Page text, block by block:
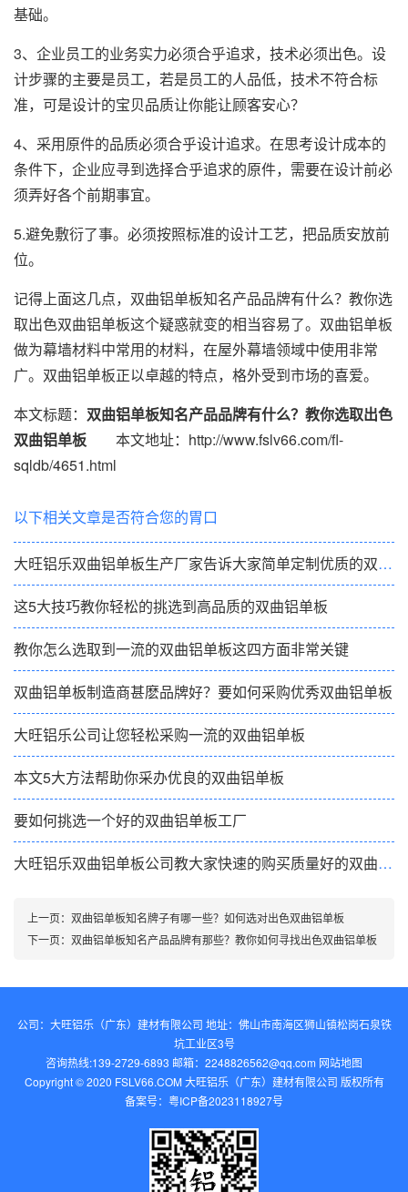
基础。
3、企业员工的业务实力必须合乎追求，技术必须出色。设
计步骤的主要是员工，若是员工的人品低，技术不符合标
准，可是设计的宝贝品质让你能让顾客安心？
4、采用原件的品质必须合乎设计追求。在思考设计成本的
条件下，企业应寻到选择合乎追求的原件，需要在设计前必
须弄好各个前期事宜。
5.避免敷衍了事。必须按照标准的设计工艺，把品质安放前
位。
记得上面这几点，双曲铝单板知名产品品牌有什么？教你选
取出色双曲铝单板这个疑惑就变的相当容易了。双曲铝单板
做为幕墙材料中常用的材料，在屋外幕墙领域中使用非常
广。双曲铝单板正以卓越的特点，格外受到市场的喜爱。
本文标题： 双曲铝单板知名产品品牌有什么？教你选取出色
双曲铝单板 本文地址：http://www.fslv66.com/fl-
sqldb/4651.html
以下相关文章是否符合您的胃口
大旺铝乐双曲铝单板生产厂家告诉大家简单定制优质的双曲铝单板
这5大技巧教你轻松的挑选到高品质的双曲铝单板
教你怎么选取到一流的双曲铝单板这四方面非常关键
双曲铝单板制造商甚麽品牌好？要如何采购优秀双曲铝单板
大旺铝乐公司让您轻松采购一流的双曲铝单板
本文5大方法帮助你采办优良的双曲铝单板
要如何挑选一个好的双曲铝单板工厂
大旺铝乐双曲铝单板公司教大家快速的购买质量好的双曲铝单板
上一页： 双曲铝单板知名牌子有哪一些？如何选对出色双曲铝单板
下一页： 双曲铝单板知名产品品牌有那些？教你如何寻找出色双曲铝单板
公司：大旺铝乐（广东）建材有限公司 地址：佛山市南海区狮山镇松岗石泉铁
坑工业区3号
咨询热线:139-2729-6893 邮箱：2248826562@qq.com‬ 网站地图
Copyright © 2020 FSLV66.COM 大旺铝乐（广东）建材有限公司 版权所有
备案号： 粤ICP备2023118927号